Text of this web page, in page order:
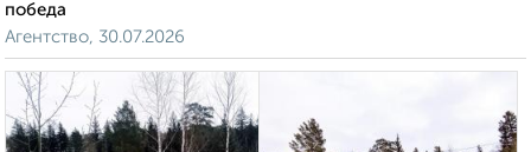
победа
Агентство, 30.07.2026